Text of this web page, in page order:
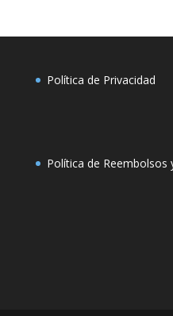
Política de Privacidad
Política de Reembolsos